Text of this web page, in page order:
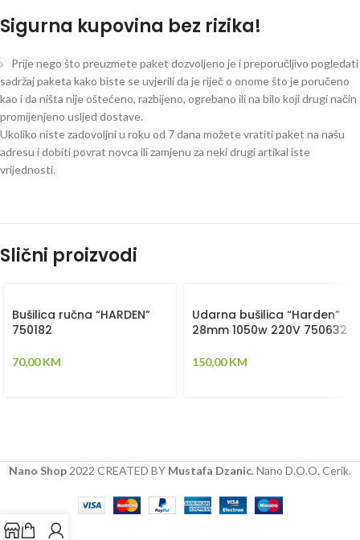
Sigurna kupovina bez rizika!
Prije nego što preuzmete paket dozvoljeno je i preporučljivo pogledati
sadržaj paketa kako biste se uvjerili da je riječ o onome što je poručeno
kao i da ništa nije oštećeno, razbijeno, ogrebano ili na bilo koji drugi način
promijenjeno usljed dostave.
Ukoliko niste zadovoljni u roku od 7 dana možete vratiti paket na našu
adresu i dobiti povrat novca ili zamjenu za neki drugi artikal iste
vrijednosti.
Slični proizvodi
Bušilica ručna “HARDEN”
750182
70,00KM
Udarna bušilica “Harden”
28mm 1050w 220V 750632
150,00KM
Nano Shop 2022 CREATED BY Mustafa Dzanic. Nano D.O.O. Cerik.